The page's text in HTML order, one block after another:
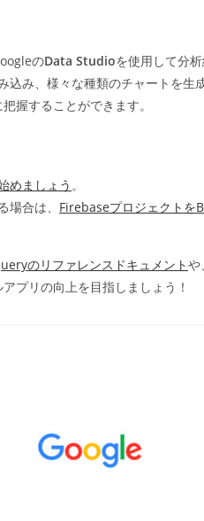
のData Studioを使用して分
み、様々な種類のチャートを生
握することができます。
めましょう 。
合は、 Firebaseプロジェクトを
のリファレンスドキュメントや
プリの向上を目指しましょう！